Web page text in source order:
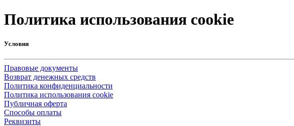
Политика использования cookie
Условия
Правовые документы
Возврат денежных средств
Политика конфиденциальности
Политика использования cookie
Публичная оферта
Способы оплаты
Реквизиты